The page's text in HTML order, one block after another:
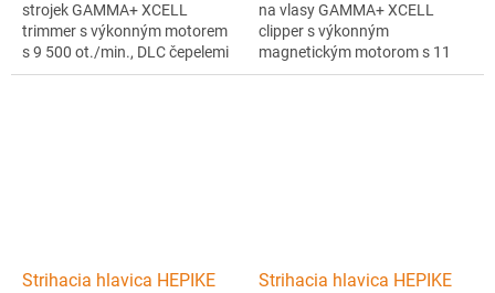
strojek GAMMA+ XCELL
trimmer s výkonným motorem
s 9 500 ot./min., DLC čepelemi
a výdrží až 180 minut. Skvělý
na vlasy GAMMA+ XCELL
clipper s výkonným
magnetickým motorom s 11
500 ot./min., DLC čepeľami,
Strihacia hlavica HEPIKE
Strihacia hlavica HEPIKE